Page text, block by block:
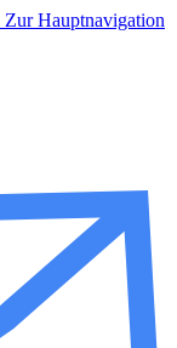
Zur Hauptnavigation